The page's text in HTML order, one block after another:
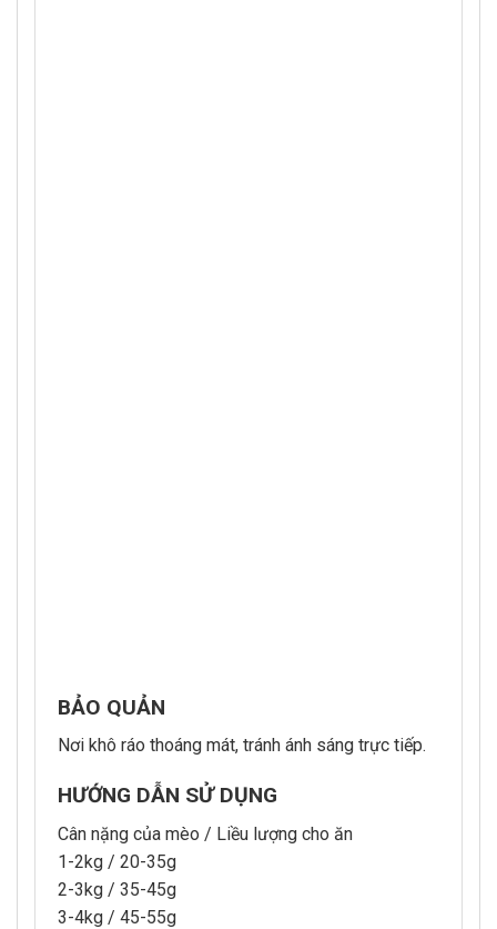
BẢO QUẢN
Nơi khô ráo thoáng mát, tránh ánh sáng trực tiếp.
HƯỚNG DẪN SỬ DỤNG
Cân nặng của mèo / Liều lượng cho ăn
1-2kg / 20-35g
2-3kg / 35-45g
3-4kg / 45-55g